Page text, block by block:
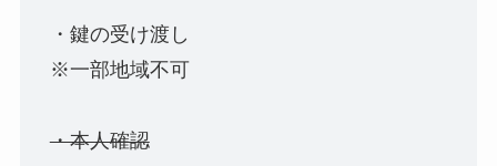
・鍵の受け渡し
※一部地域不可
・本人確認